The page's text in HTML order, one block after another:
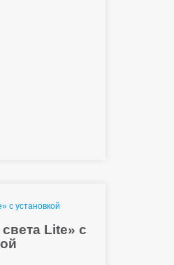
Lite» с